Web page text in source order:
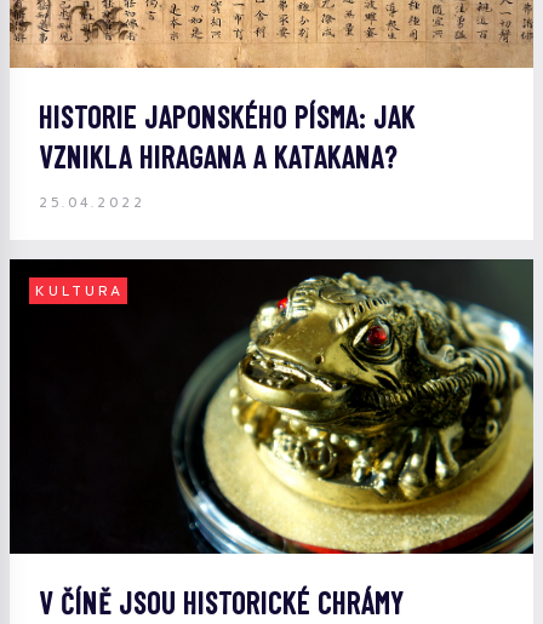
HISTORIE JAPONSKÉHO PÍSMA: JAK
VZNIKLA HIRAGANA A KATAKANA?
25.04.2022
KULTURA
V ČÍNĚ JSOU HISTORICKÉ CHRÁMY